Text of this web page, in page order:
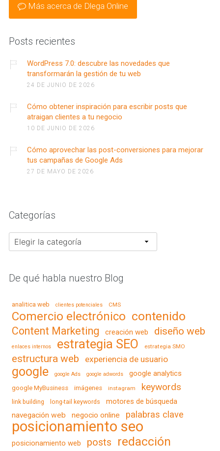
Más acerca de Dlega Online
Posts recientes
WordPress 7.0: descubre las novedades que
transformarán la gestión de tu web
24 DE JUNIO DE 2026
Cómo obtener inspiración para escribir posts que
atraigan clientes a tu negocio
10 DE JUNIO DE 2026
Cómo aprovechar las post-conversiones para mejorar
tus campañas de Google Ads
27 DE MAYO DE 2026
Categorías
Categorías
De qué habla nuestro Blog
analitica web clientes potenciales CMS
Comercio electrónico contenido
Content Marketing creación web diseño web
enlaces internos estrategia SEO estrategia SMO
estructura web experiencia de usuario
google google Ads google adwords google analytics
google MyBusiness imágenes instagram keywords
link building long-tail keywords
motores de búsqueda
navegación web
negocio online palabras clave
posicionamiento seo
posicionamiento web posts redacción